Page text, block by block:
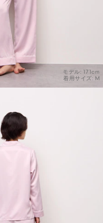
モデル: 171cm
着用サイズ: M